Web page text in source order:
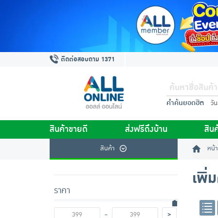
ติดต่อสอบถาม 1371
คำค้นยอดฮิต วั
สินค้าขายดี ส่งฟรีถึงบ้าน สิน
สินค้า หน้
ราคา
-
>
เพิ่